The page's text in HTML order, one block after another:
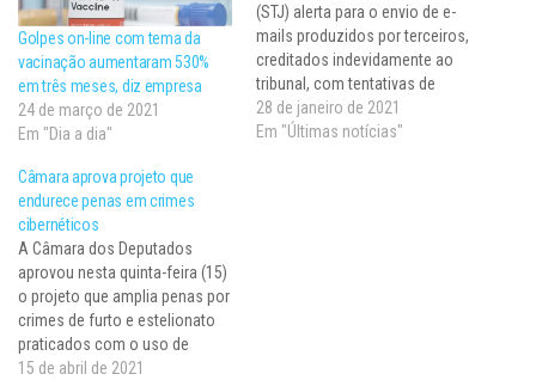
Golpes on-line com tema da
vacinação aumentaram 530%
em três meses, diz empresa
24 de março de 2021
Em "Dia a dia"
(STJ) alerta para o envio de e-
mails produzidos por terceiros,
creditados indevidamente ao
tribunal, com tentativas de
phishing – mensagens que têm
por finalidade usar truques de
28 de janeiro de 2021
Em "Últimas notícias"
Câmara aprova projeto que
endurece penas em crimes
cibernéticos
A Câmara dos Deputados
aprovou nesta quinta-feira (15)
o projeto que amplia penas por
crimes de furto e estelionato
praticados com o uso de
dispositivos eletrônicos como
15 de abril de 2021